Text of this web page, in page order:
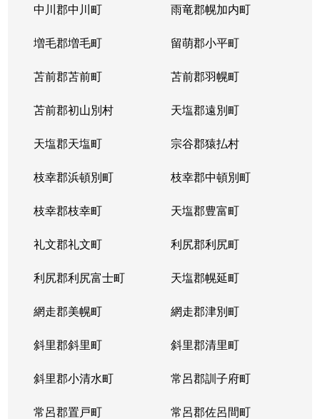
中川郡中川町 雨竜郡幌加内町
増毛郡増毛町 留萌郡小平町
苫前郡苫前町 苫前郡羽幌町
苫前郡初山別村 天塩郡遠別町
天塩郡天塩町 宗谷郡猿払村
枝幸郡浜頓別町 枝幸郡中頓別町
枝幸郡枝幸町 天塩郡豊富町
礼文郡礼文町 利尻郡利尻町
利尻郡利尻富士町 天塩郡幌延町
網走郡美幌町 網走郡津別町
斜里郡斜里町 斜里郡清里町
斜里郡小清水町 常呂郡訓子府町
常呂郡置戸町 常呂郡佐呂間町